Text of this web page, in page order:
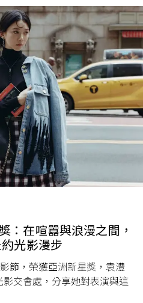
：在喧囂與浪漫之間，
光影漫步
節，榮獲亞洲新星獎，袁澧
影交會處，分享她對表演與這